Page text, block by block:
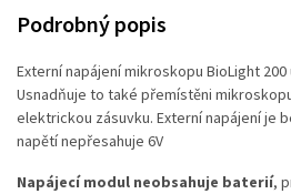
Podrobný popis
Externí napájení mikroskopu BioLight
Usnadňuje to také přemístěni
elektrickou zásuvku. Externí napájení je
napětí nepřesahuje 6V
Napájecí modul neobsahuje baterií,